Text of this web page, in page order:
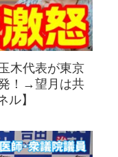
木代表が東京
！→望月は共
ル】